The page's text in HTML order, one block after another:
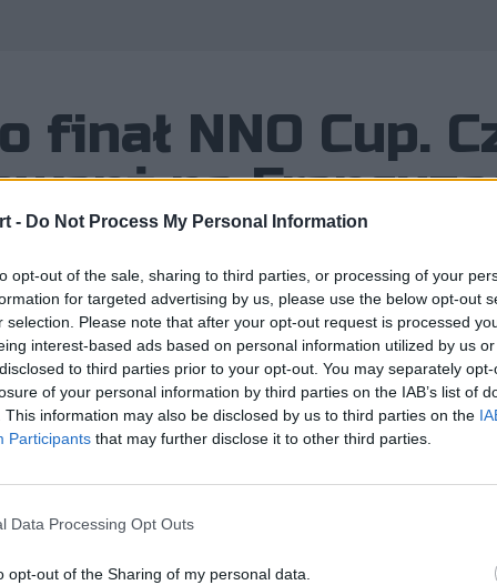
- Do Not Process My Personal Information
opt-out of the sale, sharing to third parties, or processing of your
for targeted advertising by us, please use the below opt-out
selection. Please note that after your opt-out request is processed
interest-based ads based on personal information utilized by us
to third parties prior to your opt-out. You may separately
of your personal information by third parties on the IAB’s list of
This information may also be disclosed by us to third parties on the
Participants that may further disclose it to other third parties.
Data Processing Opt Outs
opt-out of the Sharing of my personal data.
finał NNO Cup.
na
jest już o krok od
stanie jednak ekipa, która
turnieju. Czy będzie rewanż?
BO5
vs
17:00